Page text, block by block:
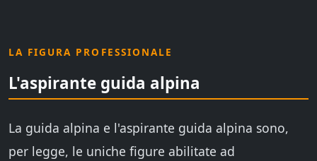
LA FIGURA PROFESSIONALE
L'aspirante guida alpina
La guida alpina e l'aspirante guida alpina sono,
per legge, le uniche figure abilitate ad